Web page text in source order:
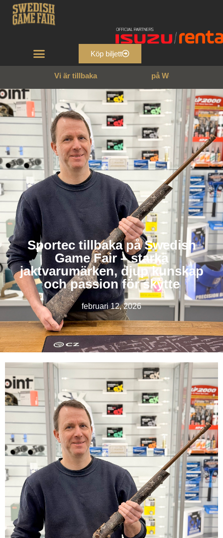
Köp biljett
Vi är tillbaka på We
Sportec tillbaka på Swedish
Game Fair – starka
jaktvarumärken, djup kunskap
och passion för skytte
februari 12, 2026